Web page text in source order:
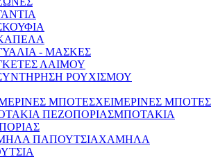
- ΜΑΣΚΕΣ
ΛΑΙΜΟΥ
ΡΟΥΧΙΣΜΟΥ
ΧΕΙΜΕΡΙΝΕΣ ΜΠΟΤΕΣ
ΜΠΟΤΑΚΙΑ
ΧΑΜΗΛΑ